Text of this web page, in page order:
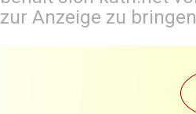
zur Anzeige zu